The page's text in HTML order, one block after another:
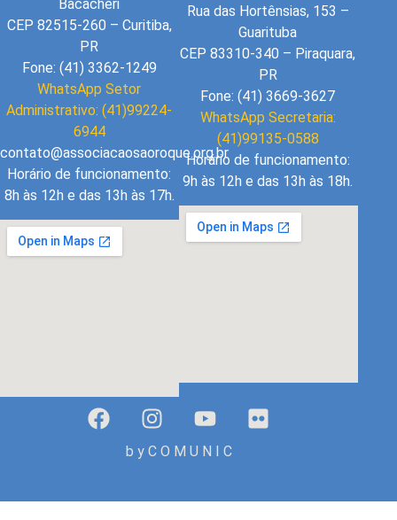
Bacacheri
CEP 82515-260 – Curitiba,
PR
Fone: (41) 3362-1249
WhatsApp Setor
Administrativo: (41)99224-
6944
contato@associacaosaoroque.org.br
Horário de funcionamento:
8h às 12h e das 13h às 17h.
Rua das Hortênsias, 153 –
Guarituba
CEP 83310-340 – Piraquara,
PR
Fone: (41) 3669-3627
WhatsApp Secretaria:
(41)99135-0588
Horário de funcionamento:
9h às 12h e das 13h às 18h.
b y C O M U N I C